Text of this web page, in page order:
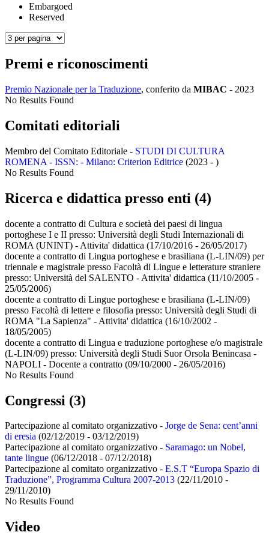
Embargoed
Reserved
Premi e riconoscimenti
Premio Nazionale per la Traduzione, conferito da MIBAC - 2023
No Results Found
Comitati editoriali
Membro del Comitato Editoriale - STUDI DI CULTURA
ROMENA - ISSN: - Milano: Criterion Editrice (2023 - )
No Results Found
Ricerca e didattica presso enti (4)
docente a contratto di Cultura e società dei paesi di lingua
portoghese I e II presso: Università degli Studi Internazionali di
ROMA (UNINT) - Attivita' didattica (17/10/2016 - 26/05/2017)
docente a contratto di Lingua portoghese e brasiliana (L-LIN/09) per
triennale e magistrale presso Facoltà di Lingue e letterature straniere
presso: Università del SALENTO - Attivita' didattica (11/10/2005 -
25/05/2006)
docente a contratto di Lingue portoghese e brasiliana (L-LIN/09)
presso Facoltà di lettere e filosofia presso: Università degli Studi di
ROMA "La Sapienza" - Attivita' didattica (16/10/2002 -
18/05/2005)
docente a contratto di Lingua e traduzione portoghese e/o magistrale
(L-LIN/09) presso: Università degli Studi Suor Orsola Benincasa -
NAPOLI - Docente a contratto (09/10/2000 - 26/05/2016)
No Results Found
Congressi (3)
Partecipazione al comitato organizzativo - Jorge de Sena: cent’anni
di eresia (02/12/2019 - 03/12/2019)
Partecipazione al comitato organizzativo - Saramago: un Nobel,
tante lingue (06/12/2018 - 07/12/2018)
Partecipazione al comitato organizzativo - E.S.T “Europa Spazio di
Traduzione”, Programma Cultura 2007-2013 (22/11/2010 -
29/11/2010)
No Results Found
Video